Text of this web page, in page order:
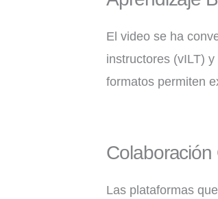
El video se ha
instructores (vILT)
formatos permiten
Colaboración
Las plataformas